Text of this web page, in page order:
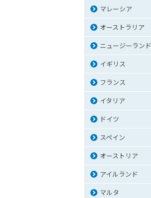
マレーシア
オーストラリア
ニュージーランド
イギリス
フランス
イタリア
ドイツ
スペイン
オーストリア
アイルランド
マルタ